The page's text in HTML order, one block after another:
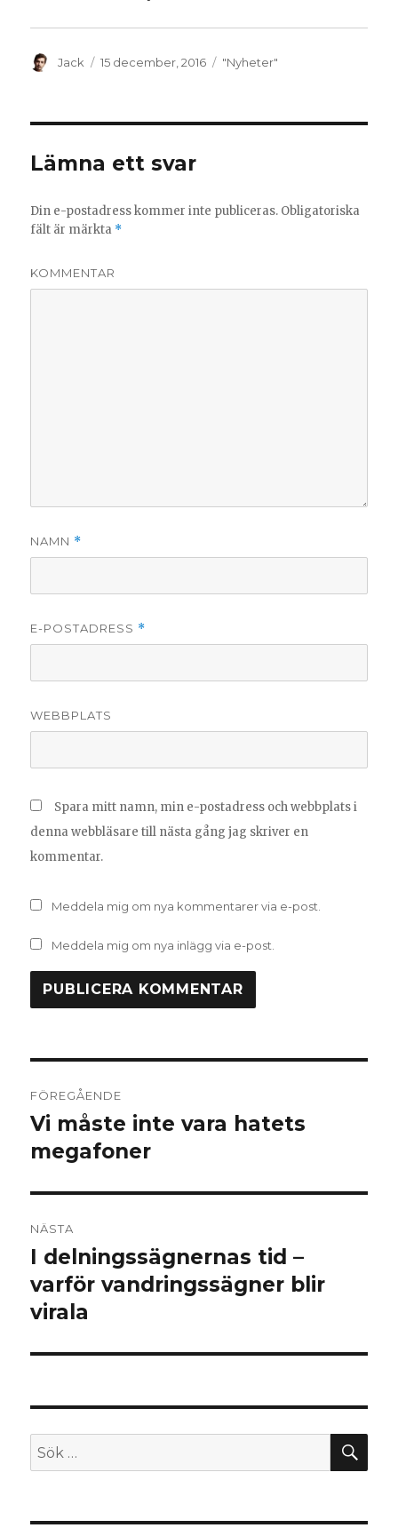
y
f
ö
r
n
t
f
e
Författare
Jack Postat
15 december, 2016 Kategorier
"Nyheter"
Lämna ett svar
Din e-postadress kommer inte publiceras. Obligatoriska
fält är märkta *
KOMMENTAR
NAMN *
E-POSTADRESS *
WEBBPLATS
Spara mitt namn, min e-postadress och webbplats i
denna webbläsare till nästa gång jag skriver en
kommentar.
Meddela mig om nya kommentarer via e-post.
Meddela mig om nya inlägg via e-post.
FÖREGÅENDE
Föregående
inlägg:
Vi måste inte vara hatets
megafoner
NÄSTA
Nästa
inlägg:
I delningssägnernas tid –
varför vandringssägner blir
virala
Sök
efter: